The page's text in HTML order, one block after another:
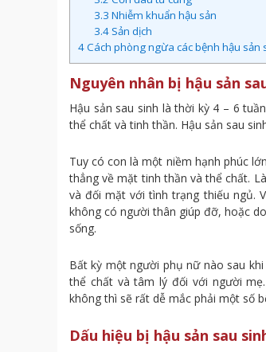
3.3 Nhiễm khuẩn hậu sản
3.4Sản dịch
4Cách phòng ngừa các bệnh hậu sản
Nguyên nhân bị hậu sản
Hậu sản sau sinh là thời kỳ 4 – 6
thể chất và tinh thần. Hậu sản sau
Tuy có con là một niềm hạnh phúc
thẳng về mặt tinh thần và thể chất.
và đối mặt với tình trạng thiếu ngủ.
không có người thân giúp đỡ, hoặc
sống.
Bất kỳ một người phụ nữ nào sau
thể chất và tâm lý đối với người
không thì sẽ rất dễ mắc phải một số
Dấu hiệu bị hậu sản sau